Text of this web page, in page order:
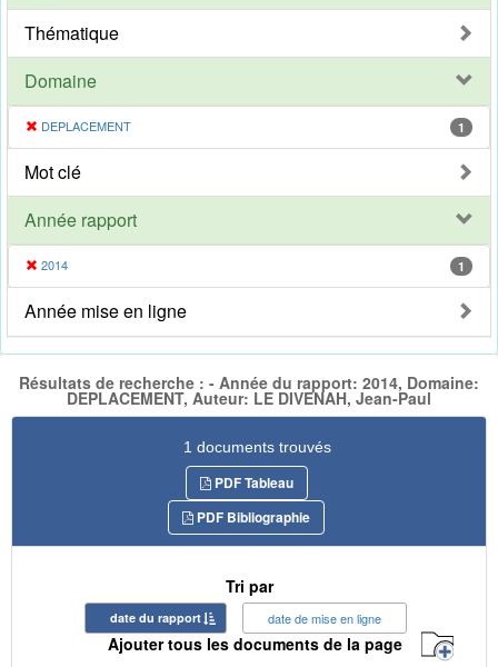
Thématique
Domaine
DEPLACEMENT 1
Mot clé
Année rapport
2014 1
Année mise en ligne
Résultats de recherche : - Année du rapport: 2014, Domaine:
DEPLACEMENT, Auteur: LE DIVENAH, Jean-Paul
1 documents trouvés
PDF Tableau
PDF Bibliographie
Tri par
date du rapport date de mise en ligne
Ajouter tous les documents de la page